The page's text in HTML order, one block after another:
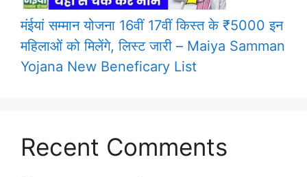
मंईयां सम्मान योजना 16वीं 17वीं किस्त के ₹5000 इन
महिलाओं को मिलेंगे, लिस्ट जारी – Maiya Samman
Yojana New Beneficary List
Recent Comments